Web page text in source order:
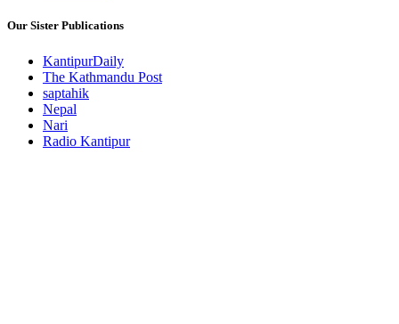
Our Sister Publications
KantipurDaily
The Kathmandu Post
saptahik
Nepal
Nari
Radio Kantipur